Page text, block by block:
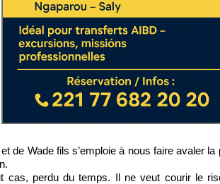
de Wade fils s’emploie à nous faire avaler la
cas, perdu du temps. Il ne veut courir le